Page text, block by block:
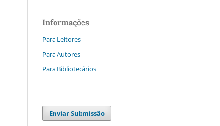
Informações
Para Leitores
Para Autores
Para Bibliotecários
Enviar Submissão